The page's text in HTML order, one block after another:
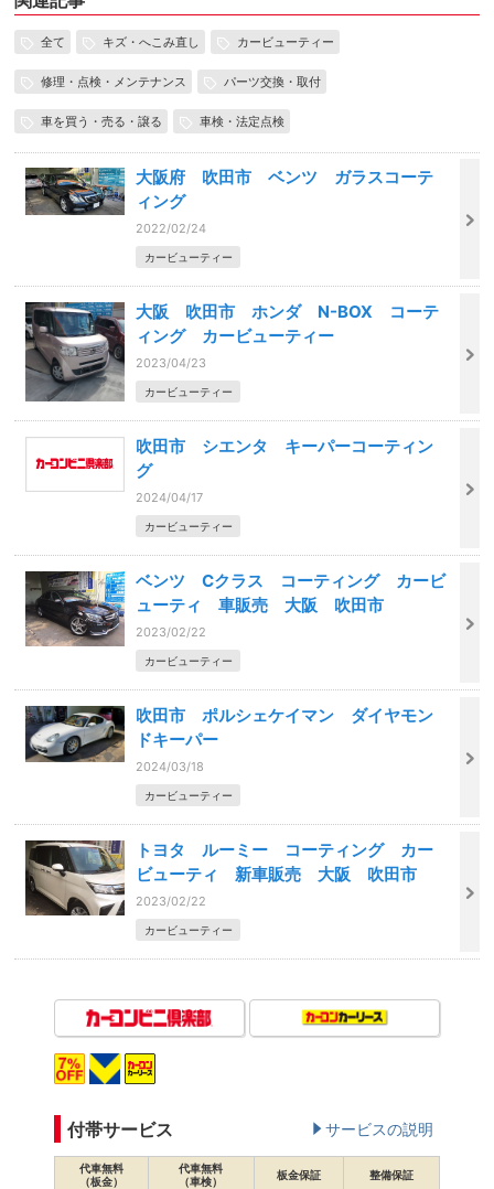
全て キズ・へこみ直し カービューティー
修理・点検・メンテナンス パーツ交換・取付
車を買う・売る・譲る 車検・法定点検
大阪府 吹田市 ベンツ ガラスコーテ
ィング
2022/02/24
カービューティー
大阪 吹田市 ホンダ N-BOX コーテ
ィング カービューティー
2023/04/23
カービューティー
吹田市 シエンタ キーパーコーティン
グ
2024/04/17
カービューティー
ベンツ Cクラス コーティング カービ
ューティ 車販売 大阪 吹田市
2023/02/22
カービューティー
吹田市 ポルシェケイマン ダイヤモン
ドキーパー
2024/03/18
カービューティー
トヨタ ルーミー コーティング カー
ビューティ 新車販売 大阪 吹田市
2023/02/22
カービューティー
付帯サービス サービスの説明
代車無料
（板金）
代車無料
（車検）
板金保証 整備保証